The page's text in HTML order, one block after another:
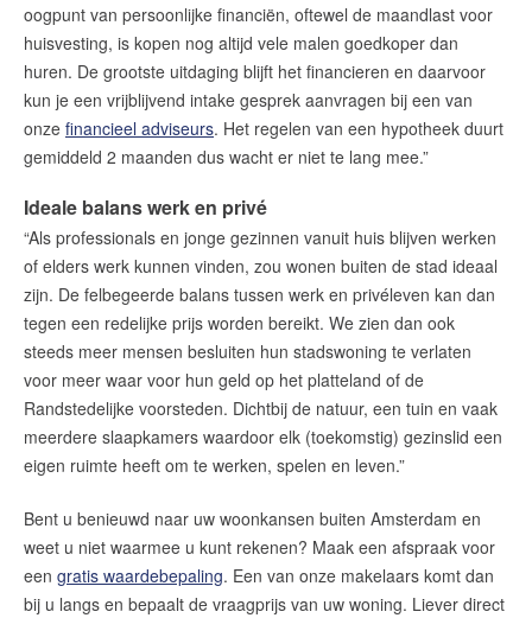
oogpunt van persoonlijke financiën, oftewel de maandlast voor
huisvesting, is kopen nog altijd vele malen goedkoper dan
huren. De grootste uitdaging blijft het financieren en daarvoor
kun je een vrijblijvend intake gesprek aanvragen bij een van
onze financieel adviseurs. Het regelen van een hypotheek duurt
gemiddeld 2 maanden dus wacht er niet te lang mee.”
Ideale balans werk en privé
“Als professionals en jonge gezinnen vanuit huis blijven werken
of elders werk kunnen vinden, zou wonen buiten de stad ideaal
zijn. De felbegeerde balans tussen werk en privéleven kan dan
tegen een redelijke prijs worden bereikt. We zien dan ook
steeds meer mensen besluiten hun stadswoning te verlaten
voor meer waar voor hun geld op het platteland of de
Randstedelijke voorsteden. Dichtbij de natuur, een tuin en vaak
meerdere slaapkamers waardoor elk (toekomstig) gezinslid een
eigen ruimte heeft om te werken, spelen en leven.”
Bent u benieuwd naar uw woonkansen buiten Amsterdam en
weet u niet waarmee u kunt rekenen? Maak een afspraak voor
een gratis waardebepaling. Een van onze makelaars komt dan
bij u langs en bepaalt de vraagprijs van uw woning. Liever direct